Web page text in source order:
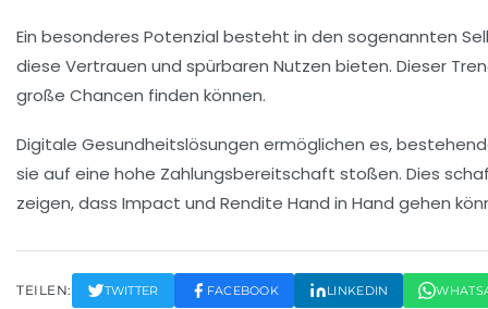
Ein besonderes Potenzial besteht in den sogenannten
diese Vertrauen und spürbaren Nutzen bieten. Dieser
große Chancen finden können.
Digitale Gesundheitslösungen ermöglichen es,
sie auf eine hohe Zahlungsbereitschaft stoßen. Dies
zeigen, dass Impact und Rendite Hand in Hand gehen
TEILEN: TWITTER FACEBOOK LINKEDIN